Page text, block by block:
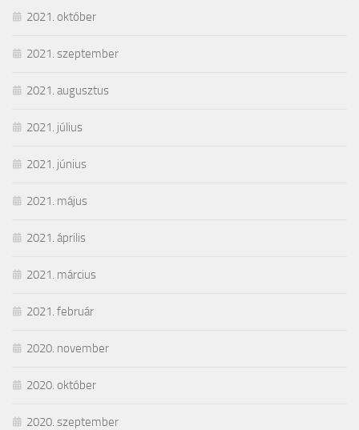
2021. október
2021. szeptember
2021. augusztus
2021. július
2021. június
2021. május
2021. április
2021. március
2021. február
2020. november
2020. október
2020. szeptember